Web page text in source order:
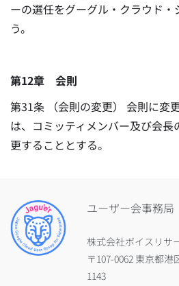
ーの選任をグーグル・クラウド
う。
第12章 会則
第31条 （会則の変更） 会則に変
は、コミッティメンバー及び会長
更することとする。
ユーザー会事務局
株式会社ボイスリサ
〒107-0062 東京都
1143